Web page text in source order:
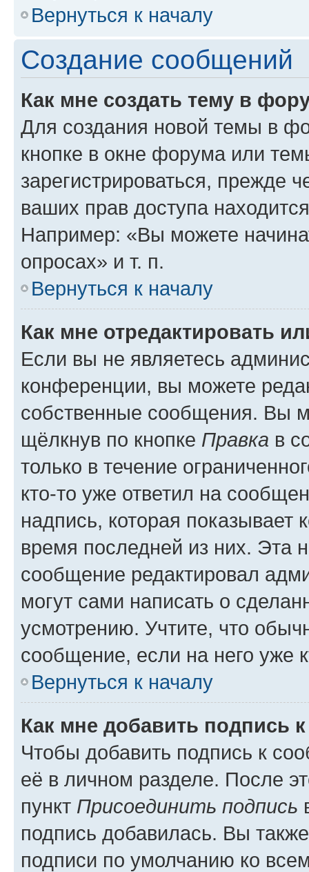
Вернуться к началу
Создание сообщений
Как мне создать тему в
Для создания новой темы в
кнопке в окне форума или
зарегистрироваться, прежде
ваших прав доступа
Например: «Вы можете
опросах» и т. п.
Вернуться к началу
Как мне отредактировать
Если вы не являетесь
конференции, вы можете
собственные сообщения. Вы
щёлкнув по кнопке Правка в
только в течение
кто-то уже ответил на
надпись, которая показывает
время последней из них. Эта
сообщение редактировал
могут сами написать о
усмотрению. Учтите, что
сообщение, если на него уже
Вернуться к началу
Как мне добавить подпись
Чтобы добавить подпись к
её в личном разделе. После
пункт Присоединить подпись
подпись добавилась. Вы
подписи по умолчанию ко